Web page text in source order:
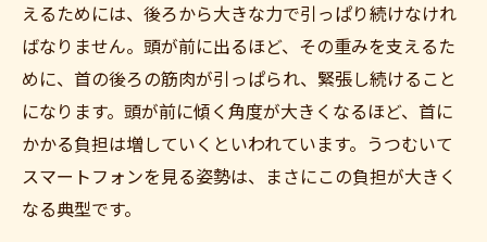
えるためには、後ろから大きな力で引っぱり続けなけれ
ばなりません。頭が前に出るほど、その重みを支えるた
めに、首の後ろの筋肉が引っぱられ、緊張し続けること
になります。頭が前に傾く角度が大きくなるほど、首に
かかる負担は増していくといわれています。うつむいて
スマートフォンを見る姿勢は、まさにこの負担が大きく
なる典型です。